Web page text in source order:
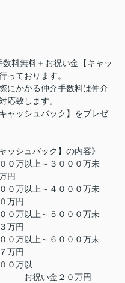
数料無料＋お祝い金【キャッ
っております。
にかかる仲介手数料は仲介
応致します。
ャッシュバック】をプレゼ
ッシュバック】の内容》
０万以上～３０００万未
円
０万以上～４０００万未
万円
０万以上～５０００万未
万円
０万以上～６０００万未
万円
０万以
金２０万円